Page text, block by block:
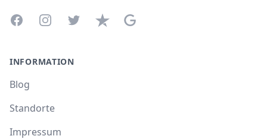
FacebookInstagramTwitterTrustpilotGoogle Business Profile
INFORMATION
Blog
Standorte
Impressum